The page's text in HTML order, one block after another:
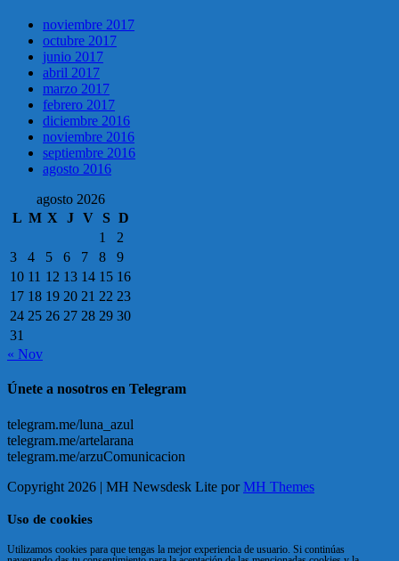
noviembre 2017
octubre 2017
junio 2017
abril 2017
marzo 2017
febrero 2017
diciembre 2016
noviembre 2016
septiembre 2016
agosto 2016
agosto 2026
L M X J V S D
1
2
3
4 5 6 7 8
9
10 11 12 13 14 15 16
17 18 19 20 21 22 23
24 25 26 27 28 29 30
31
« Nov
Únete a nosotros en Telegram
telegram.me/luna_azul
telegram.me/artelarana
telegram.me/arzuComunicacion
Copyright 2026 | MH Newsdesk Lite porMH Themes
Uso de cookies
Utilizamos cookies para que tengas la mejor experiencia de usuario. Si continúas